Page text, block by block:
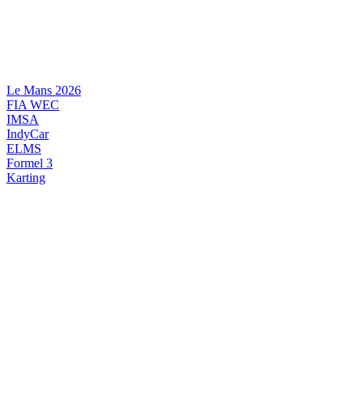
Le Mans 2026
FIA WEC
IMSA
IndyCar
ELMS
Formel 3
Karting